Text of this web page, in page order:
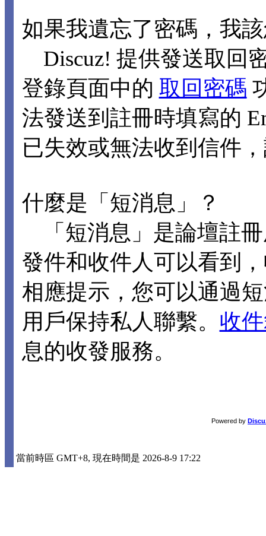
如果我遺忘了密碼，我
Discuz! 提供發送取回
登錄頁面中的 取回密碼
法發送到註冊時填寫的
已失效或無法收到信件
什麼是「短消息」？
「短消息」是論壇註
發件和收件人可以看到
相應提示，您可以通過
用戶保持私人聯繫。 收
息的收發服務。
Powered by
當前時區 GMT+8, 現在時間是 2026-8-9 17:22